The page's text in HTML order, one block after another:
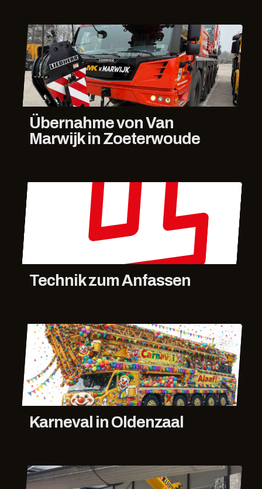
Übernahme von Van
Marwijk in Zoeterwoude
Technik zum Anfassen
Karneval in Oldenzaal